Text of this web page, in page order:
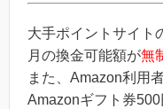
大手ポイントサイト
月の換金可能額が無
また、Amazon利用
Amazonギフト券500